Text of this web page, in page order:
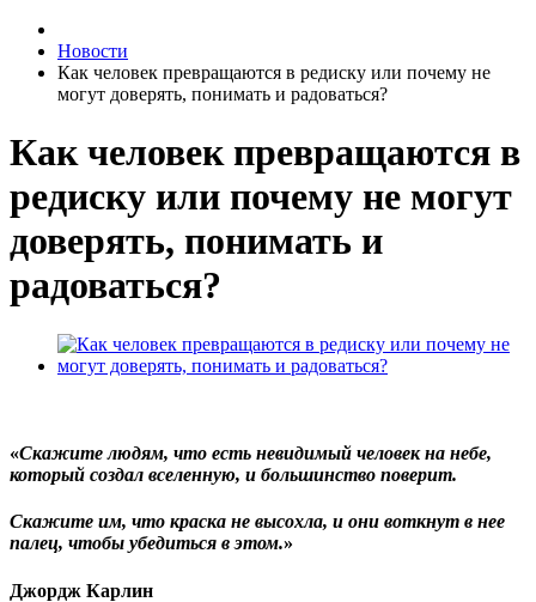
Новости
Как человек превращаются в редиску или почему не
могут доверять, понимать и радоваться?
Как человек превращаются в
редиску или почему не могут
доверять, понимать и
радоваться?
«Скажите людям, что есть невидимый человек на небе,
который создал вселенную, и большинство поверит.
Скажите им, что краска не высохла, и они воткнут в нее
палец, чтобы убедиться в этом.»
Джордж Карлин